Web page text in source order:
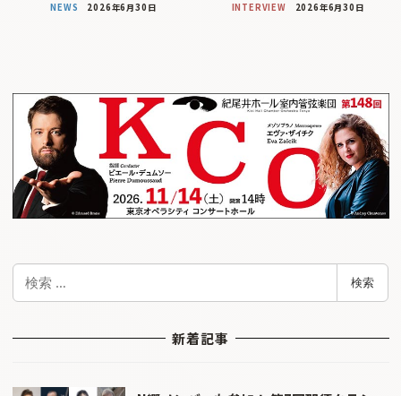
NEWS 2026年6月30日 INTERVIEW 2026年6月30日
検索
新着記事